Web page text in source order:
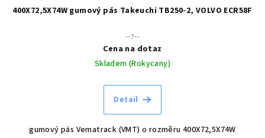
400X72,5X74W gumový pás Takeuchi TB250-2, VOLVO ECR58F
--?--
Cena na dotaz
Skladem (Rokycany)
Detail
gumový pás Vematrack (VMT) o rozměru 400X72,5X74W